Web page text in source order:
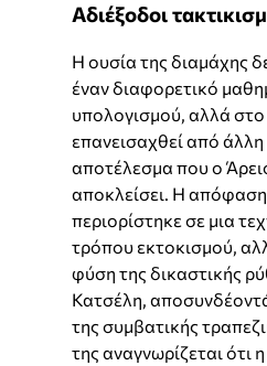
Αδιέξοδοι
Η ουσία της διαμάχης
έναν διαφορετικό
υπολογισμού, αλλά στο
επανεισαχθεί από
αποτέλεσμα που ο
αποκλείσει. Η
περιορίστηκε σε μια
τρόπου εκτοκισμού,
φύση της δικαστικής
Κατσέλη,
της συμβατικής
της αναγνωρίζεται ότι